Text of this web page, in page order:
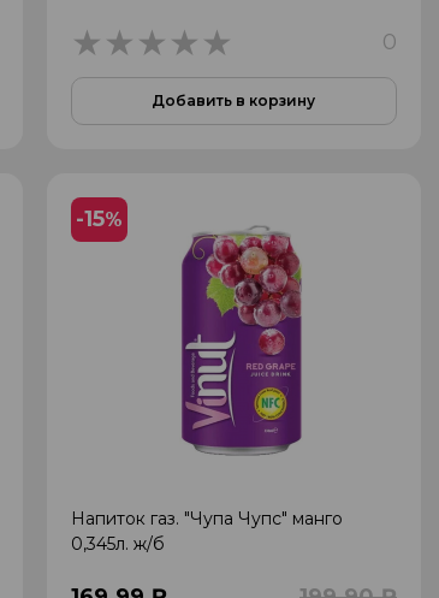
0
Добавить в корзину
-15%
Напиток газ. "Чупа Чупс" манго
0,345л. ж/б